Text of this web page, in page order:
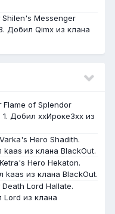
Shilen's Messenger
Добил Qimx из клана
Flame of Splendor
Добил ххИрокеЗхх из
Hero Shadith.
из клана BlackOut.
Hero Hekaton.
из клана BlackOut.
Death Lord Hallate.
Lord из клана